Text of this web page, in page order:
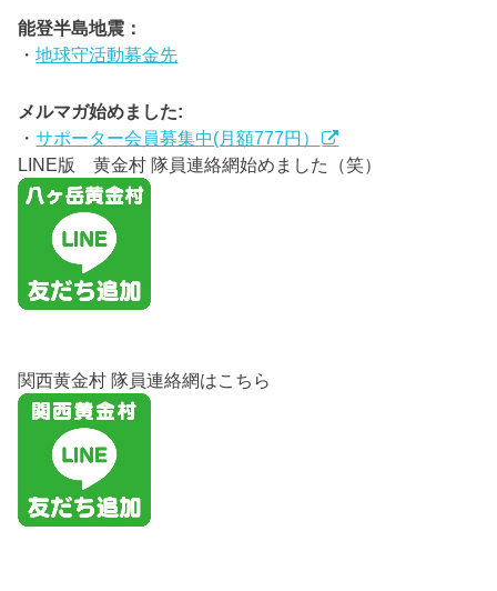
能登半島地震：
・地球守活動募金先
メルマガ始めました:
・サポーター会員募集中(月額777円）
LINE版 黄金村 隊員連絡網始めました（笑）
関西黄金村 隊員連絡網はこちら